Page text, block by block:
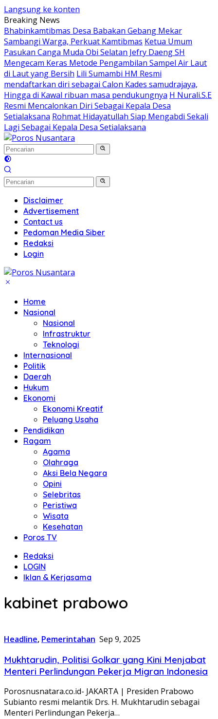
Langsung ke konten
Breaking News
Bhabinkamtibmas Desa Babakan Gebang Mekar
Sambangi Warga, Perkuat Kamtibmas Ketua Umum
Pasukan Canga Muda Obi Selatan Jefry Daeng SH
Mengecam Keras Metode Pengambilan Sampel Air Laut
di Laut yang Bersih Lili Sumambi HM Resmi
mendaftarkan diri sebagai Calon Kades samudrajaya,
Hingga di Kawal ribuan masa pendukungnya H Nurali.S.E
Resmi Mencalonkan Diri Sebagai Kepala Desa
Setialaksana Rohmat Hidayatullah Siap Mengabdi Sekali
Lagi Sebagai Kepala Desa Setialaksana
Disclaimer
Advertisement
Contact us
Pedoman Media Siber
Redaksi
Login
Home
Nasional
Nasional
Infrastruktur
Teknologi
Internasional
Politik
Daerah
Hukum
Ekonomi
Ekonomi Kreatif
Peluang Usaha
Pendidikan
Ragam
Agama
Olahraga
Aksi Bela Negara
Opini
Selebritas
Peristiwa
Wisata
Kesehatan
Poros TV
Redaksi
LOGIN
Iklan & Kerjasama
kabinet prabowo
Headline, Pemerintahan Sep 9, 2025
Mukhtarudin, Politisi Golkar yang Kini Menjabat
Menteri Perlindungan Pekerja Migran Indonesia
Porosnusnatara.co.id- JAKARTA | Presiden Prabowo
Subianto resmi melantik Drs. H. Mukhtarudin sebagai
Menteri Perlindungan Pekerja…